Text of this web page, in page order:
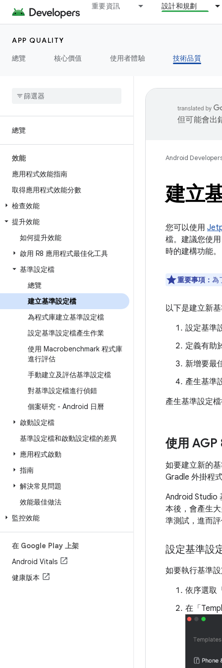
重要資訊 設計和規劃
APP QUALITY
總覽
核心價值 使用者體驗 技術品質
總覽
效能
應用程式效能指南
取得應用程式效能分數
檢查效能
提升效能
如何提升效能
啟用 R8 應用程式最佳化工具
基準設定檔
總覽
建立基準設定檔
為程式庫建立基準設定檔
設定基準設定檔產生作業
使用 Macrobenchmark 程式庫
進行評估
手動建立及評估基準設定檔
對基準設定檔進行偵錯
個案研究 - Android 日曆
啟動設定檔
基準設定檔和啟動設定檔的差異
應用程式啟動
指南
解決常見問題
效能最佳做法
監控效能
在 Google Play 上架
Android Vitals
健康版本
但可能會出
Android
建立
您可以使用
檔。建議您使
時的建構功能。
重要事項： 為
以下是建立新
設定基準
定義有助
新增要最
產生基準
產生基準設定
使用 AGP
如要建立新的
Gradle 外掛程
Android Studio
本後，會產生
準測試，進而
設定基準設
如要執行基準
依序選取
在「